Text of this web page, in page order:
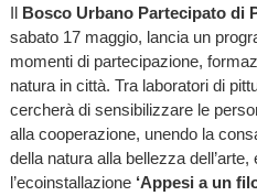
Il Bosco Urbano Partecipato di
sabato 17 maggio, lancia un
momenti di partecipazione,
natura in città. Tra laboratori di
cercherà di sensibilizzare le
alla cooperazione, unendo la
della natura alla bellezza
l’ecoinstallazione ‘Appesi a un